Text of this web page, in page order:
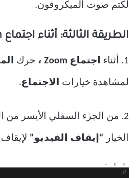
لكتم صوت الميكروفون.
الطريقة الثالثة: أثناء اجتماع Zoom
1. أثناء اجتماع Zoom ، حرك
لمشاهدة خيارات الاجتماع.
2. من الجزء السفلي الأيسر من
الخيار “إيقاف الفيديو”